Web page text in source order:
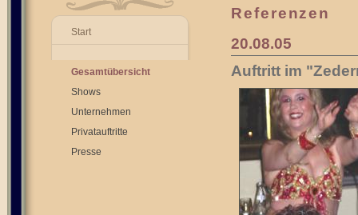
Start
Gesamtübersicht
Shows
Unternehmen
Privatauftritte
Presse
Referenzen
20.08.05
Auftritt im